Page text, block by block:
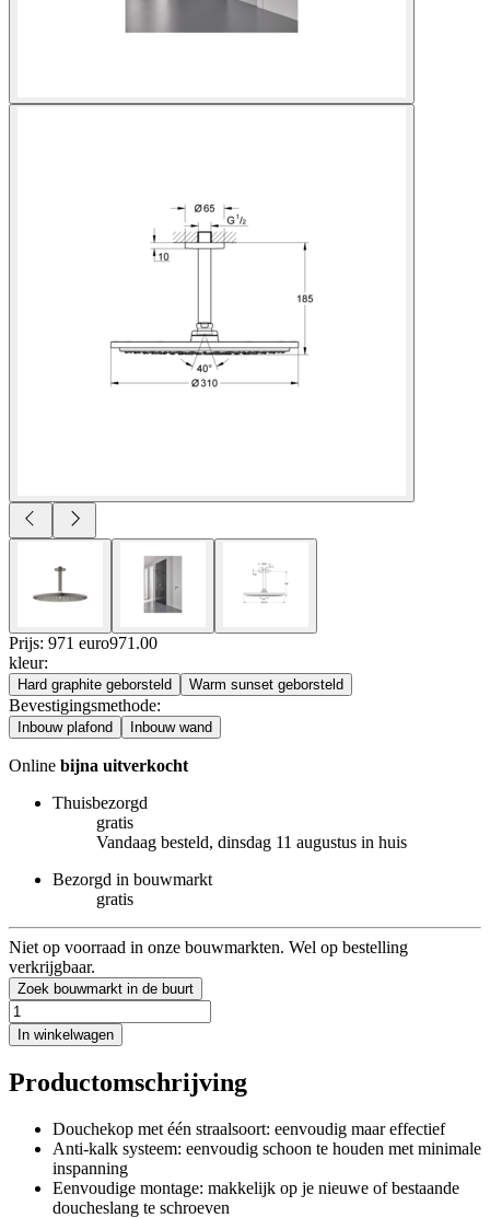
Prijs: 971 euro971 .00
kleur:
Hard graphite geborsteld Warm sunset geborsteld
Bevestigingsmethode:
Inbouw plafond Inbouw wand
Online bijna uitverkocht
Thuisbezorgd
gratis
Vandaag besteld, dinsdag 11 augustus in huis
Bezorgd in bouwmarkt
gratis
Niet op voorraad in onze bouwmarkten. Wel op bestelling
verkrijgbaar.
Zoek bouwmarkt in de buurt
In winkelwagen
Productomschrijving
Douchekop met één straalsoort: eenvoudig maar effectief
Anti-kalk systeem: eenvoudig schoon te houden met minimale
inspanning
Eenvoudige montage: makkelijk op je nieuwe of bestaande
doucheslang te schroeven